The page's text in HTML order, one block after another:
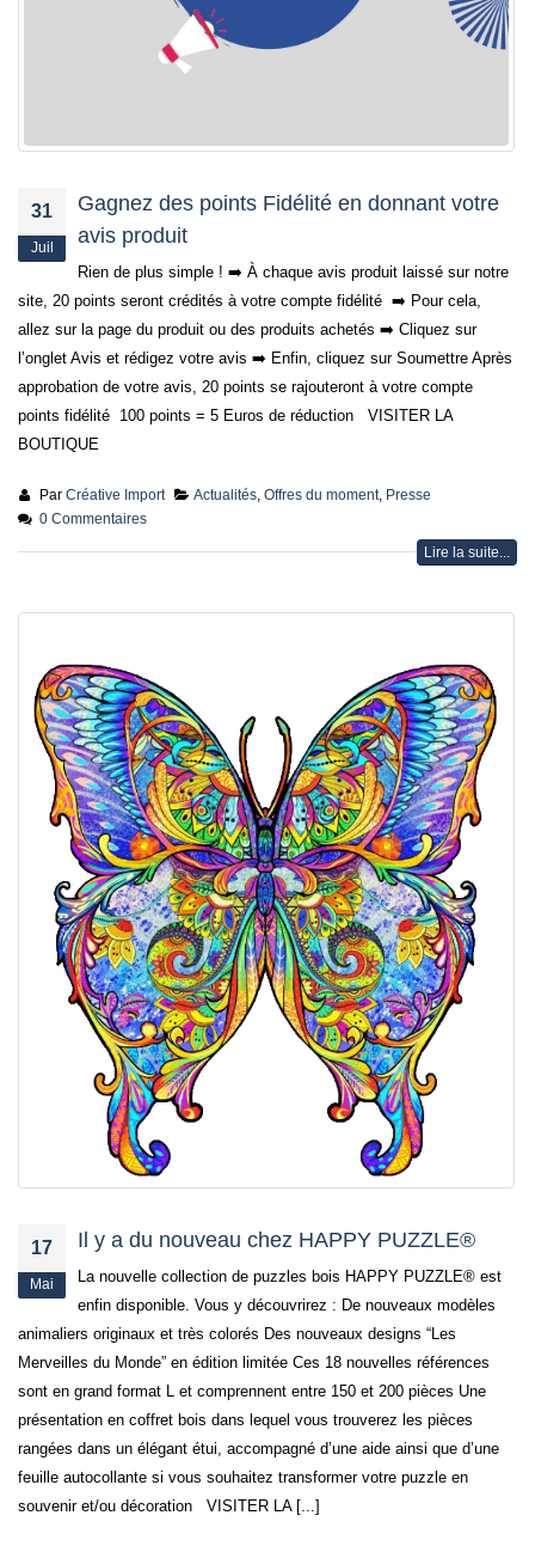
31
Juil
Gagnez des points Fidélité en donnant votre
avis produit
Rien de plus simple ! ➡️ À chaque avis produit laissé sur notre
site, 20 points seront crédités à votre compte fidélité ➡️ Pour cela,
allez sur la page du produit ou des produits achetés ➡️ Cliquez sur
l’onglet Avis et rédigez votre avis ➡️ Enfin, cliquez sur Soumettre Après
approbation de votre avis, 20 points se rajouteront à votre compte
points fidélité 100 points = 5 Euros de réduction VISITER LA
BOUTIQUE
Par Créative Import Actualités ,Offres du moment, Presse
0 Commentaires
Lire la suite...
17
Mai
Il y a du nouveau chez HAPPY PUZZLE®
La nouvelle collection de puzzles bois HAPPY PUZZLE® est
enfin disponible. Vous y découvrirez : De nouveaux modèles
animaliers originaux et très colorés Des nouveaux designs “Les
Merveilles du Monde” en édition limitée Ces 18 nouvelles références
sont en grand format L et comprennent entre 150 et 200 pièces Une
présentation en coffret bois dans lequel vous trouverez les pièces
rangées dans un élégant étui, accompagné d’une aide ainsi que d’une
feuille autocollante si vous souhaitez transformer votre puzzle en
souvenir et/ou décoration VISITER LA [...]